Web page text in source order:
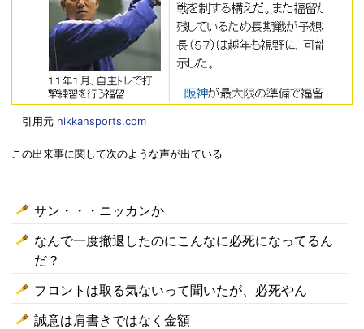
引用元 nikkansports.com
この出来事に関して次のような声が出ている
サン・・・ニッカンか
なんで一度撤退したのにこんなに必死になってるん
だ？
フロントは取る気ないって聞いたが、必死やん
誠意は肩書きではなく金額